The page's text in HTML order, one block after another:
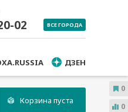
02 ВСЕ ГОРОДА
ДЗЕН
Корзина пуста
0
0